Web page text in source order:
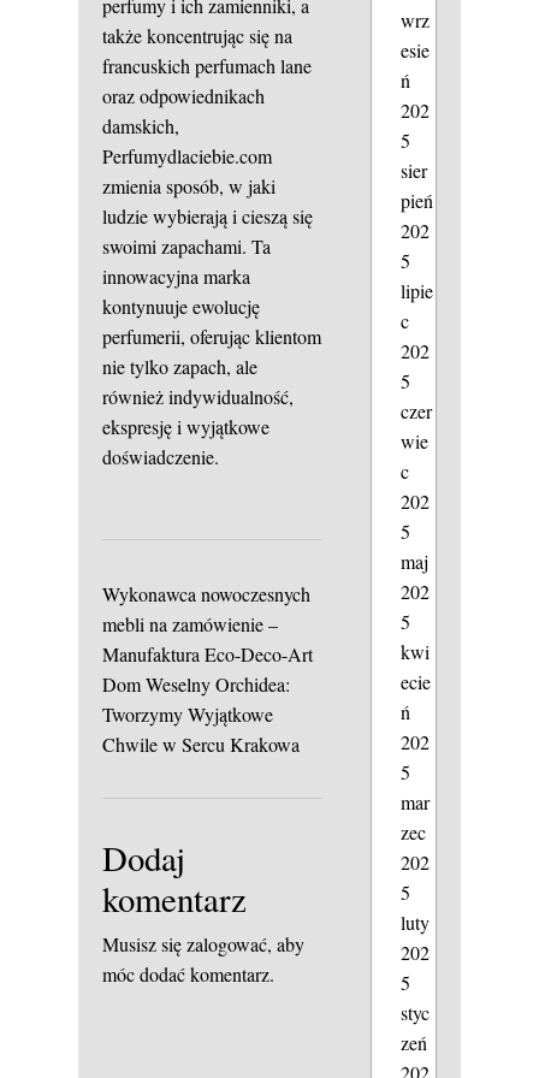
perfumy i ich zamienniki, a
także koncentrując się na
francuskich perfumach lane
oraz odpowiednikach
damskich,
Perfumydlaciebie.com
zmienia sposób, w jaki
ludzie wybierają i cieszą się
swoimi zapachami. Ta
innowacyjna marka
kontynuuje ewolucję
perfumerii, oferując klientom
nie tylko zapach, ale
również indywidualność,
ekspresję i wyjątkowe
doświadczenie.
Wykonawca nowoczesnych
mebli na zamówienie –
Manufaktura Eco-Deco-Art
Dom Weselny Orchidea:
Tworzymy Wyjątkowe
Chwile w Sercu Krakowa
Dodaj
komentarz
Musisz sięzalogować, aby
móc dodać komentarz.
wrz
esie
ń
202
5
sier
pień
202
5
lipie
c
202
5
czer
wie
c
202
5
maj
202
5
kwi
ecie
ń
202
5
mar
zec
202
5
luty
202
5
styc
zeń
202